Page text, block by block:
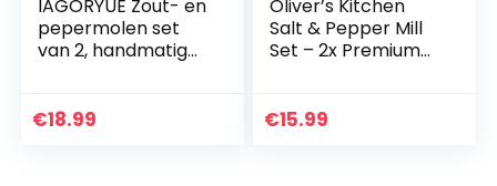
IAGORYUE Zout- en
pepermolen set
van 2, handmatig
met instelbare
€18.99
Oliver’s Kitchen
Salt & Pepper Mill
Set – 2x Premium
Grinders –
€15.99